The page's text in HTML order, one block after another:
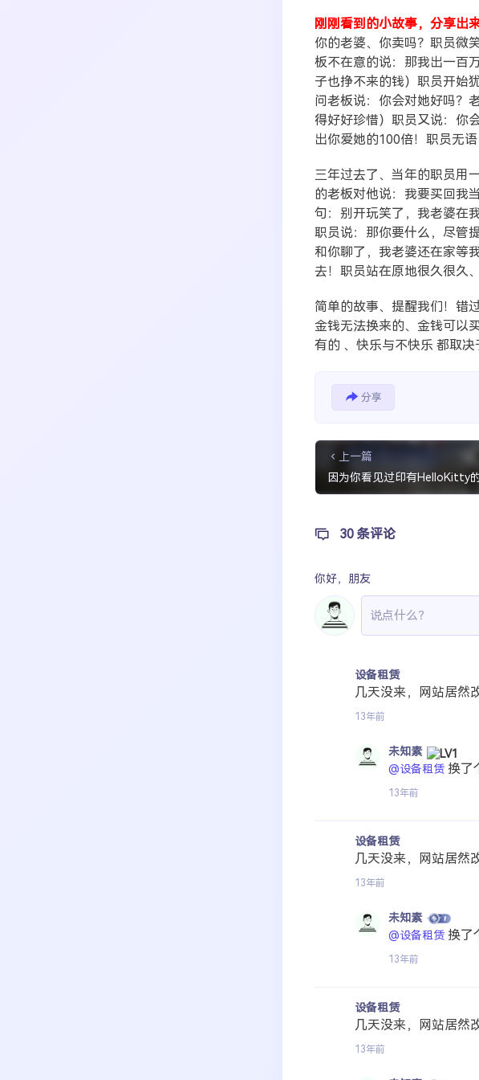
刚刚看到的小故事，分享出来
你的老婆、你卖吗？职员微
板不在意的说：那我出一百
子也挣不来的钱）职员开始
问老板说：你会对她好吗？
得好好珍惜）职员又说：你
出你爱她的100倍！职员无语
三年过去了、当年的职员用
的老板对他说：我要买回我
句：别开玩笑了，我老婆在
职员说：那你要什么，尽管
和你聊了，我老婆还在家等
去！职员站在原地很久很久
简单的故事、提醒我们！错
金钱无法换来的、金钱可以
有的 、快乐与不快乐 都取决
分享
上一篇
因为你看见过印有HelloKitty
30 条评论
你好， 朋友
设备租赁
几天没来，网站居然
13年前
未知素
@设备租赁 换了
13年前
设备租赁
几天没来，网站居然
13年前
未知素
@设备租赁 换了
13年前
设备租赁
几天没来，网站居然
13年前